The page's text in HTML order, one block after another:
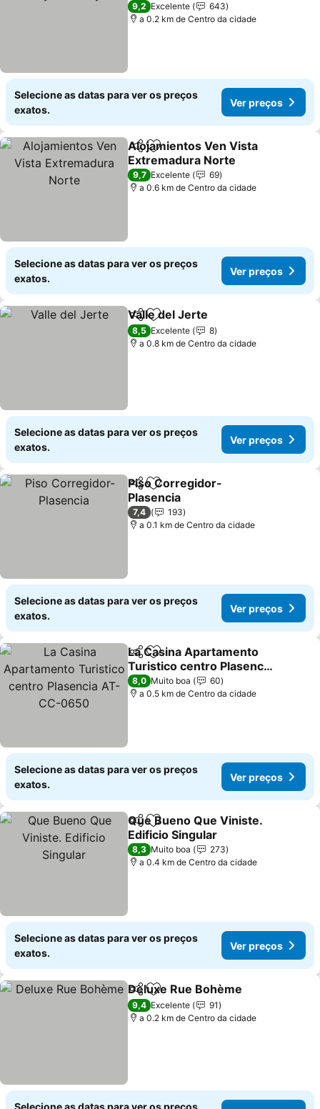
9,2 Excelente
643
a 0.2 km de Centro da cidade
Selecione as datas para ver os preços
exatos.
Ver preços
PartilharAdicionar aos favoritos
Alojamientos Ven Vista
Extremadura Norte
9,7 Excelente
69
a 0.6 km de Centro da cidade
Selecione as datas para ver os preços
exatos.
Ver preços
PartilharAdicionar aos favoritos
Valle del Jerte
8,5 Excelente
8
a 0.8 km de Centro da cidade
Selecione as datas para ver os preços
exatos.
Ver preços
PartilharAdicionar aos favoritos
Piso Corregidor-
Plasencia
7,4
193
a 0.1 km de Centro da cidade
Selecione as datas para ver os preços
exatos.
Ver preços
PartilharAdicionar aos favoritos
La Casina Apartamento
Turistico centro Plasencia
AT-CC-0650
8,0 Muito boa
60
a 0.5 km de Centro da cidade
Selecione as datas para ver os preços
exatos.
Ver preços
PartilharAdicionar aos favoritos
Que Bueno Que Viniste.
Edificio Singular
8,3 Muito boa
273
a 0.4 km de Centro da cidade
Selecione as datas para ver os preços
exatos.
Ver preços
PartilharAdicionar aos favoritos
Deluxe Rue Bohème
9,4 Excelente
91
a 0.2 km de Centro da cidade
Selecione as datas para ver os preços